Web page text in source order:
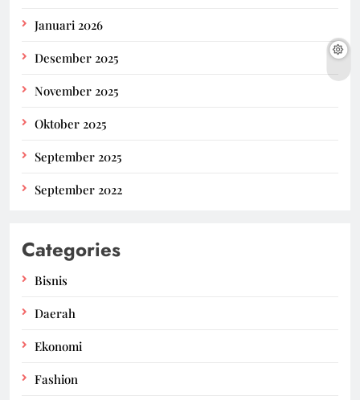
Januari 2026
Desember 2025
November 2025
Oktober 2025
September 2025
September 2022
Categories
Bisnis
Daerah
Ekonomi
Fashion